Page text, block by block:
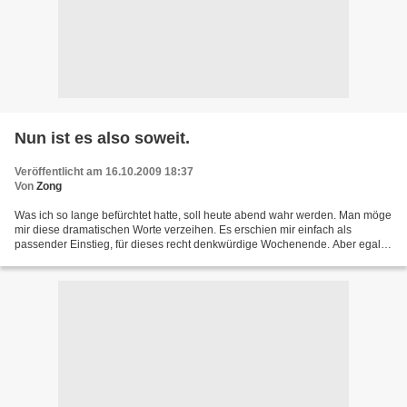
Nun ist es also soweit.
Veröffentlicht am 16.10.2009 18:37
Von Zong
Was ich so lange befürchtet hatte, soll heute abend wahr werden. Man möge
mir diese dramatischen Worte verzeihen. Es erschien mir einfach als
passender Einstieg, für dieses recht denkwürdige Wochenende. Aber egal...